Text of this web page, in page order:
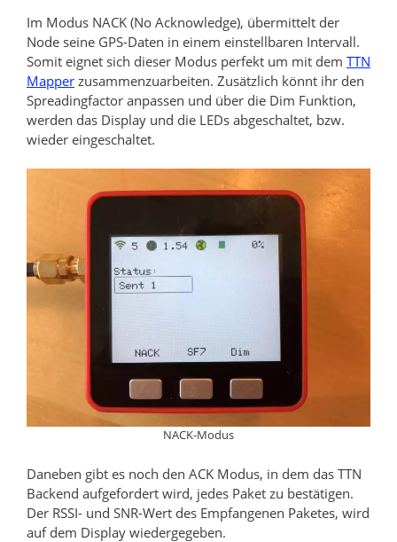
Im Modus NACK (No Acknowledge), übermittelt der
Node seine GPS-Daten in einem einstellbaren Intervall.
Somit eignet sich dieser Modus perfekt um mit dem TTN
Mapper zusammenzuarbeiten. Zusätzlich könnt ihr den
Spreadingfactor anpassen und über die Dim Funktion,
werden das Display und die LEDs abgeschaltet, bzw.
wieder eingeschaltet.
NACK-Modus
Daneben gibt es noch den ACK Modus, in dem das TTN
Backend aufgefordert wird, jedes Paket zu bestätigen.
Der RSSI- und SNR-Wert des Empfangenen Paketes, wird
auf dem Display wiedergegeben.